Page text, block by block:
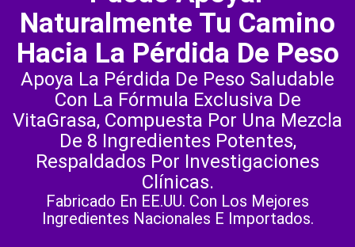
Naturalmente Tu Camino
Hacia La Pérdida De Peso
Apoya La Pérdida De Peso Saludable
Con La Fórmula Exclusiva De
VitaGrasa, Compuesta Por Una Mezcla
De 8 Ingredientes Potentes,
Respaldados Por Investigaciones
Clínicas.
Fabricado En EE.UU. Con Los Mejores
Ingredientes Nacionales E Importados.